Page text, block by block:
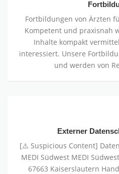
Fortbildungen von Ärzten
Kompetent und praxisnah
Inhalte kompakt
interessiert. Unsere
und werden von
Externer
[⚠️ Suspicious Content]
MEDI Südwest MEDI
67663 Kaiserslautern